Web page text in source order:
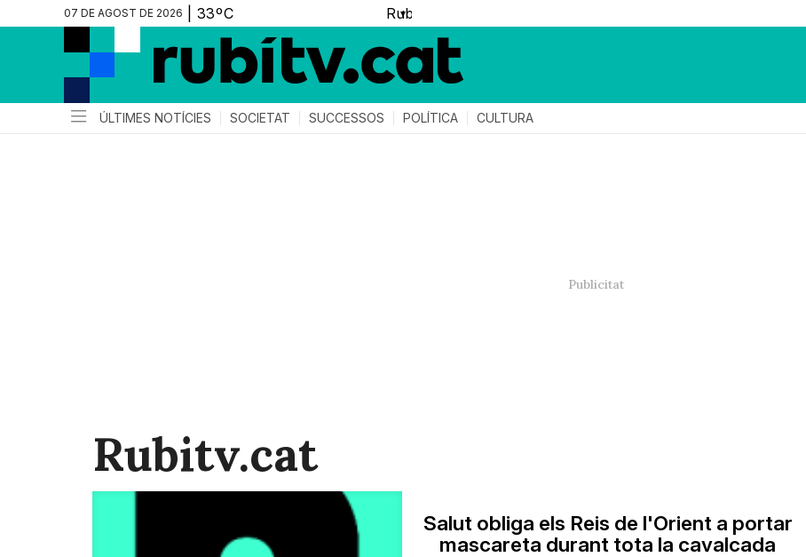
07 DE AGOST DE 2026 ▼
ÚLTIMES NOTÍCIES SOCIETAT SUCCESSOS POLÍTICA CULTURA
Rubitv.cat
Salut obliga els Reis de l'Orient a portar
mascareta durant tota la cavalcada